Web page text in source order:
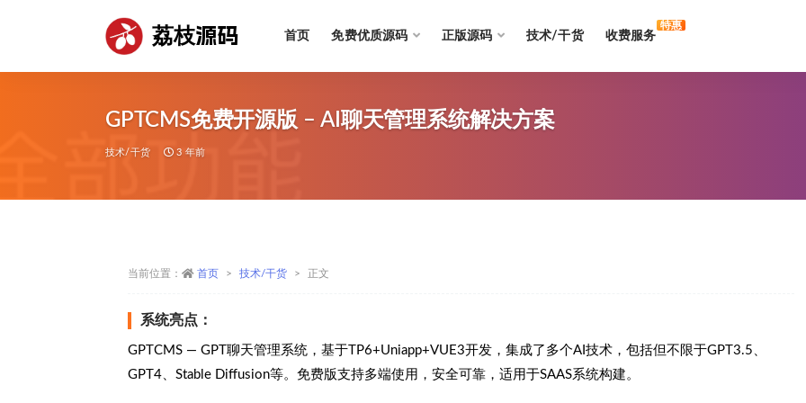
荔枝源码 首页 免费优质源码 正版源码 技术/干货 收费服务
特惠
GPTCMS免费开源版 – AI聊天管理系统解决方案
技术/干货 3 年前
当前位置： 首页 技术/干货 正文
系统亮点：
GPTCMS — GPT聊天管理系统，基于TP6+Uniapp+VUE3开发，集成了多个AI技术，包括但不限于GPT3.5、
GPT4、Stable Diffusion等。免费版支持多端使用，安全可靠，适用于SAAS系统构建。